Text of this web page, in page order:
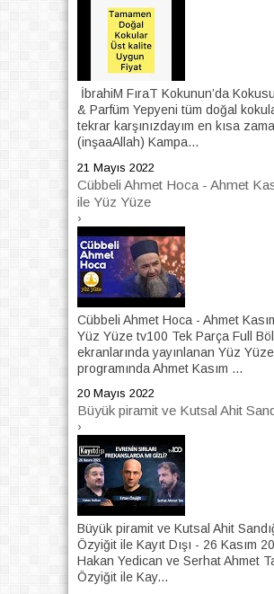
İbrahiM FıraT Kokunun’da
& Parfüm Yepyeni tüm doğal
tekrar karşınızdayım en kısa
(inşaaAllah) Kampa...
21 Mayıs 2022
Cübbeli Ahmet Hoca - Ahmet
ile Yüz Yüze
›
Cübbeli Ahmet Hoca - Ahmet
Yüz Yüze tv100 Tek Parça Full
ekranlarında yayınlanan Yüz Yüze
programında Ahmet Kasım ...
20 Mayıs 2022
Büyük piramit ve Kutsal Ahit
›
Büyük piramit ve Kutsal Ahit
Özyiğit ile Kayıt Dışı - 26 Kasım
Hakan Yedican ve Serhat Ahmet
Özyiğit ile Kay...